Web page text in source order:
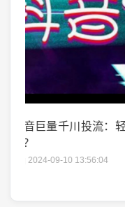
微博阅读量1万：
2024-10-04 06:00:07